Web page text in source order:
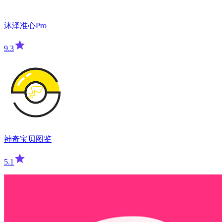
沐泽准心Pro
9.3
神奇宝贝图鉴
5.1